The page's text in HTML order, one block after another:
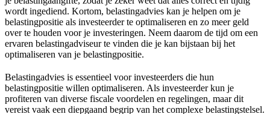
wordt ingediend. Kortom, belastingadvies kan je helpen om je
belastingpositie als investeerder te optimaliseren en zo meer geld
over te houden voor je investeringen. Neem daarom de tijd om een
ervaren belastingadviseur te vinden die je kan bijstaan bij het
optimaliseren van je belastingpositie.
Belastingadvies is essentieel voor investeerders die hun
belastingpositie willen optimaliseren. Als investeerder kun je
profiteren van diverse fiscale voordelen en regelingen, maar dit
vereist vaak een diepgaand begrip van het complexe belastingstelsel.